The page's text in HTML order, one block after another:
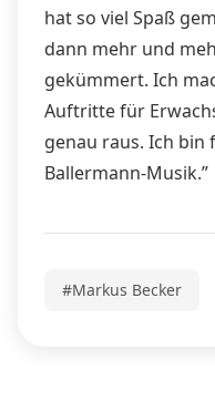
hat so viel Spaß
dann mehr und
gekümmert. Ich
Auftritte für
genau raus. Ich bin
Ballermann-Musik.”
#Markus Becker